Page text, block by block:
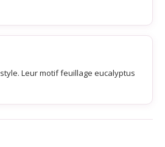
Leur motif feuillage eucalyptus